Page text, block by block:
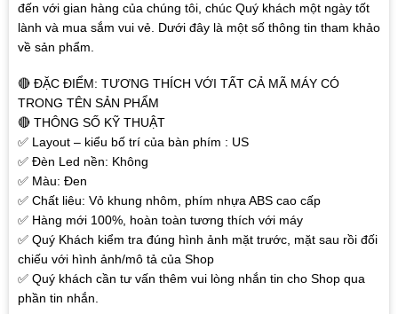
đến với gian hàng của chúng tôi, chúc Quý khách một ngày tốt
lành và mua sắm vui vẻ. Dưới đây là một số thông tin tham khảo
về sản phẩm.
🔴 ĐẶC ĐIỂM: TƯƠNG THÍCH VỚI TẤT CẢ MÃ MÁY CÓ
TRONG TÊN SẢN PHẨM
🔴 THÔNG SỐ KỸ THUẬT
✅ Layout – kiểu bố trí của bàn phím : US
✅ Đèn Led nền: Không
✅ Màu: Đen
✅ Chất liêu: Vỏ khung nhôm, phím nhựa ABS cao cấp
✅ Hàng mới 100%, hoàn toàn tương thích với máy
✅ Quý Khách kiểm tra đúng hình ảnh mặt trước, mặt sau rồi đối
chiếu với hình ảnh/mô tả của Shop
✅ Quý khách cần tư vấn thêm vui lòng nhắn tin cho Shop qua
phần tin nhắn.